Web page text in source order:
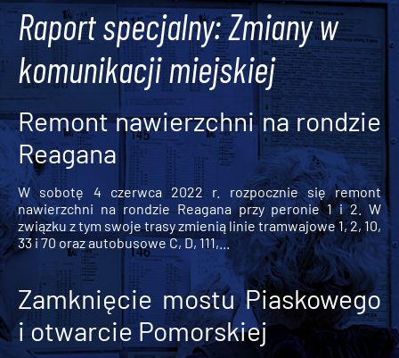
Raport specjalny: Zmiany w
komunikacji miejskiej
Remont nawierzchni na rondzie
Reagana
W sobotę 4 czerwca 2022 r. rozpocznie się remont
nawierzchni na rondzie Reagana przy peronie 1 i 2. W
związku z tym swoje trasy zmienią linie tramwajowe 1, 2, 10,
33 i 70 oraz autobusowe C, D, 111,...
Zamknięcie mostu Piaskowego
i otwarcie Pomorskiej